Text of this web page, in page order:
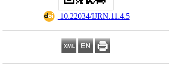
‎ 10.22034/IJRN.11.4.5